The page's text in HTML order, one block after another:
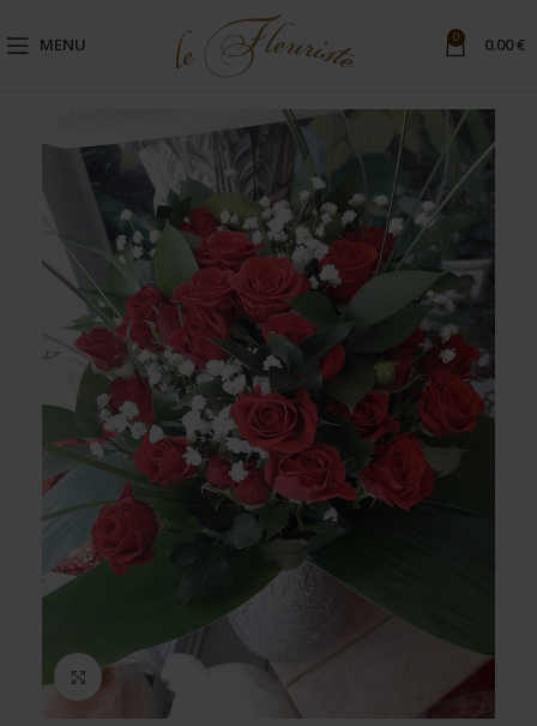
MENU 0 0.00€
Μεγέθυνση